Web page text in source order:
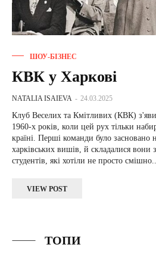
ШОУ-БІЗНЕС
КВК у Харкові
NATALIA ISAIEVA - 24.03.2025
Клуб Веселих та Кмітливих (КВК)
1960-х років, коли цей рух тільки
країні. Перші команди було засновано
харківських вишів, й складалися вони
студентів, які хотіли не просто смішно...
VIEW POST
ТОПИ